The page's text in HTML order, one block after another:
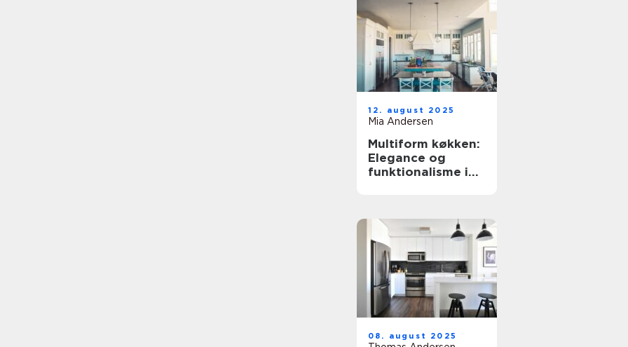
12. august 2025
Mia Andersen
Multiform køkken:
Elegance og
funktionalisme i
08. august 2025